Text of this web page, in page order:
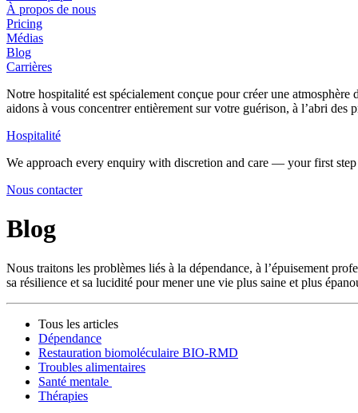
À propos de nous
Pricing
Médias
Blog
Carrières
Notre hospitalité est spécialement conçue pour créer une
aidons à vous concentrer entièrement sur votre guérison, à l’abri des
Hospitalité
We approach every enquiry with discretion and care — your first
Nous contacter
Blog
Nous traitons les problèmes liés à la dépendance, à l’épuisement
sa résilience et sa lucidité pour mener une vie plus saine et plus
Tous les articles
Dépendance
Restauration biomoléculaire BIO-RMD
Troubles alimentaires
Santé mentale ‍‌‍‌‍‌‌‌‍‍‍‌‍‌‌‌‍‌‌‌‌‌‌‌‍‌‌‍‍‌‌‍‍‌‍‍‌‌‍‍‌‌‌‍‌‌‌‍‍‌‌‍‌‍‌‌‌‍‌‌‍‍‌‌‌‍‌‍‌‌‍‌‍‌‌‍‌‌‌‌‌‍‌‍‌‌‌‌‍‌‌‌‍‍‌‌‌‍‌‌‌‌‍‍‌‌‍‌‍‍‍‌‍‍‌‌‍‌‌‌‌‌‌‌‌‌‌‍‌‌‌‌‍‍‌‍‌‍‌‌‍‍‍‌‌‌‌‌‌‍‌‍‌‌‌‌‌‍‌‌‍‌‌‍‌‌‌‍‌‍‌‌‌‌‌‍‍‍‌‌‌‍‌‌‌‍‌‌‌‌‍‌‌‍‌‌‌‍‍‌‌‍‌‍‌‍‌‌‍‌‌‍‌‍‌‌‌‌‍‌‌‌‍‌‌‍‌‍‌‍‌‍‌‌‍‌‌‌‌‍‍‌‌‍‍‌‍‌‌‍‌‌‍‌‌‍‌‌‌‌‌‍‌‌‌‍‍‌‍‌‌‌‍‌‍‌‌‌‌‍‌‌‌‌‍‌‌‍‍‌‍‌‌‌‍‍‍‌‌‍‍‍‌‌‌‌‌‌‍‍‌‌‍‌‍‌‌‍‌‌‌‌‍‌‌‌‍‍‌‍‌‌‌‍‌‌‌‌‌‌‌‍‌‍‌‌‍‍‌‌‌‌‌‌‍‌‌‌‌‍‌‌‍‌‌‍‍‌‌‍‌‌‍‌‌‌‍‍‌‍‌‌‌‌‍‌‌‌‍‍‍‌‌‌‌‌‌‍‍‍‌‌‍‌‍‌‌‌‍‌‍‌‍‌‌‌‍‍‍‌‍‌‌‌‍‌‌‍‌‌‍‌‌‌‌‌‌‌‍‌‌‍‍‌‌‍‍‌‍‌‍‍‌‌‍‌‌‌‌‌‌‌‌‌‌‍‌‌‌‌‍‍‌‍‌‍‌‌‍‍‍‌‌‌‌‌‌‍‌‍‌‌‌‌‌‍‌‌‍‌‌‍‌‌‌‍‌‍‌‌‌‌‌‍‍‍‌‍‌‌‌‍‌‌‌‍‌‌‌‌‍‌‌‍‌‌‌‍‍‌‌‍‌‍‌‍‌‌‍‌‌‍‌‍‌‌‌‌‍‌‌‌‍‌‌‍‌‍‌‍‌‍‌‍‌‌‍‌‌‌‌‍‍‌‌‍‍‌‍‌‌‍‌‌‍‌‌‍‌‌‌‌‌‍‌‌‌‍‍‌‍‌‌‌‍‌‍‌‌‌‌‍‌‌‌‌‍‌‌‍‍‌‍‌‌‌‍‍‍‌‌‍‍‍‌‌‌‌‌‌‍‍‌‌‍‌‍‌‌‍‌‌‌‌‍‌‌‍‌‍‌‌‍‌‌‌‍‌‌‌‍‌‌‌‍‌‌‌‍‍‌‌‌‍‌‍‌‌‌‌‌‌‌‌‍‍‌‍‌‍‍‌‌‌‍‍‌‍‌‌‌‍‌‍‍‌
Thérapies